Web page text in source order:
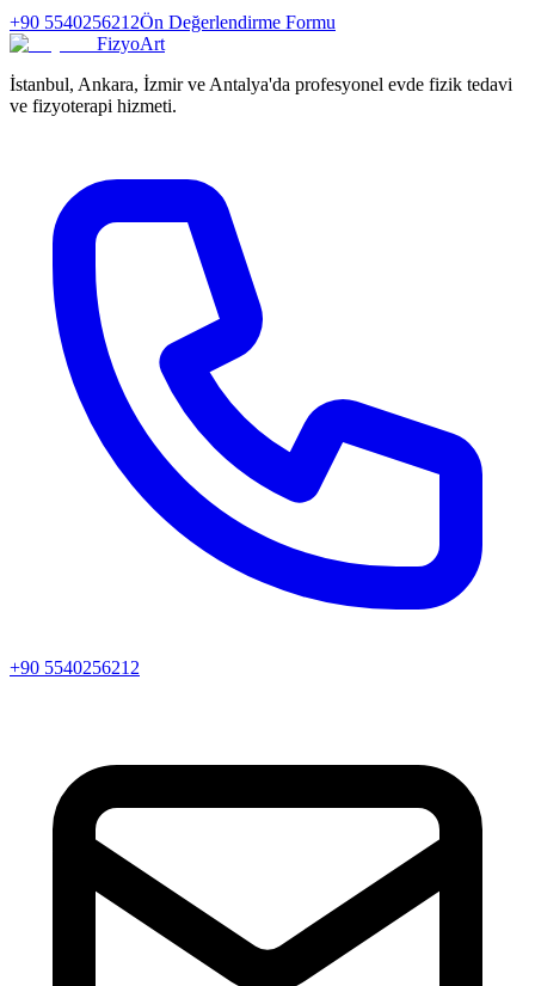
+90 5540256212Ön Değerlendirme Formu
FizyoArt
İstanbul, Ankara, İzmir ve Antalya'da profesyonel evde fizik tedavi
ve fizyoterapi hizmeti.
+90 5540256212